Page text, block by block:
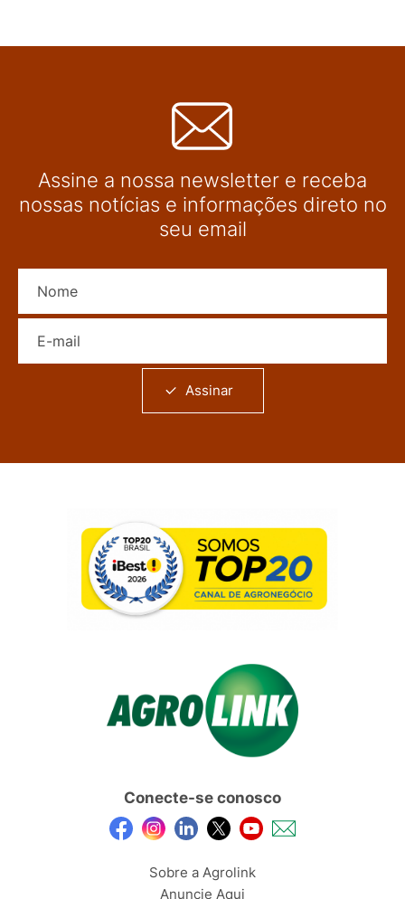
Assine a nossa newsletter e receba
nossas notícias e informações direto no
seu email
Assinar
Conecte-se conosco
Sobre a Agrolink
Anuncie Aqui